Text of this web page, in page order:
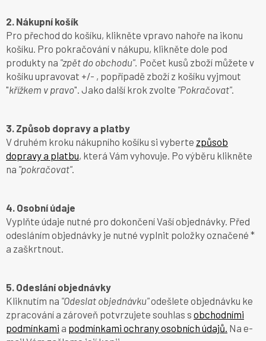
2. Nákupní košík
Pro přechod do košíku, klikněte vpravo nahoře na ikonu
košíku. Pro pokračování v nákupu, klikněte dole pod
produkty na "zpět do obchodu". Počet kusů zboží můžete v
košíku upravovat +/- , popřípadě zboží z košíku vyjmout
"křížkem v pravo". Jako další krok zvolte "Pokračovat".
3. Způsob dopravy a platby
V druhém kroku nákupního košíku si vyberte způsob
dopravy a platbu, která Vám vyhovuje. Po výběru klikněte
na "pokračovat".
4. Osobní údaje
Vyplňte údaje nutné pro dokončení Vaší objednávky. Před
odesláním objednávky je nutné vyplnit položky označené *
a zaškrtnout.
5. Odeslání objednávky
Kliknutím na "Odeslat objednávku"odešlete objednávku ke
zpracování a zároveň potvrzujete souhlas s obchodními
podmínkami a podmínkami ochrany osobních údajů. Na e-